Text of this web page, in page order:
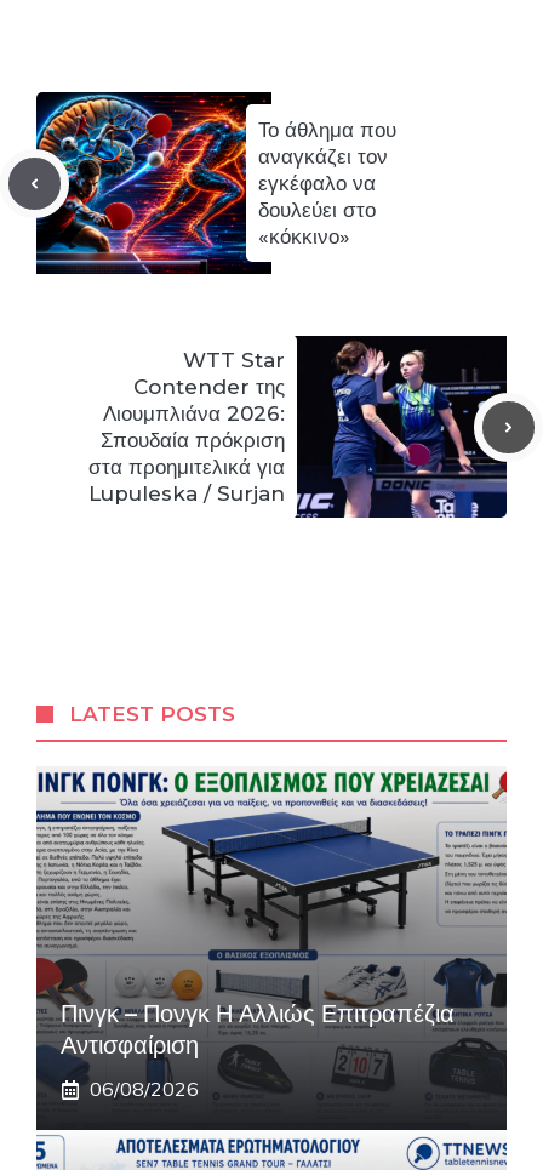
Το άθλημα που
αναγκάζει τον
εγκέφαλο να
δουλεύει στο
«κόκκινο»
WTT Star
Contender της
Λιουμπλιάνα 2026:
Σπουδαία πρόκριση
στα προημιτελικά για
Lupuleska / Surjan
LATEST POSTS
Πινγκ – Πονγκ Η Αλλιώς Επιτραπέζια
Αντισφαίριση
06/08/2026